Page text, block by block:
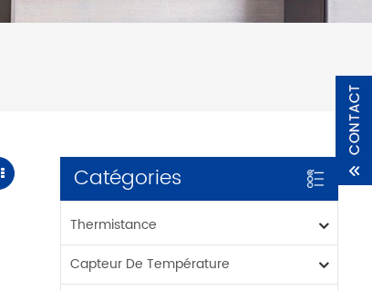
Catégories
Thermistance
Capteur De Température